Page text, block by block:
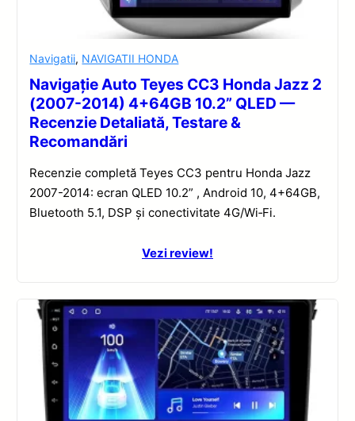
Navigatii, NAVIGATII HONDA
Navigație Auto Teyes CC3 Honda Jazz 2
(2007-2014) 4+64GB 10.2” QLED —
Recenzie Detaliată, Testare &
Recomandări
Recenzie completă Teyes CC3 pentru Honda Jazz
2007-2014: ecran QLED 10.2” , Android 10, 4+64GB,
Bluetooth 5.1, DSP și conectivitate 4G/Wi‑Fi.
Vezi review!